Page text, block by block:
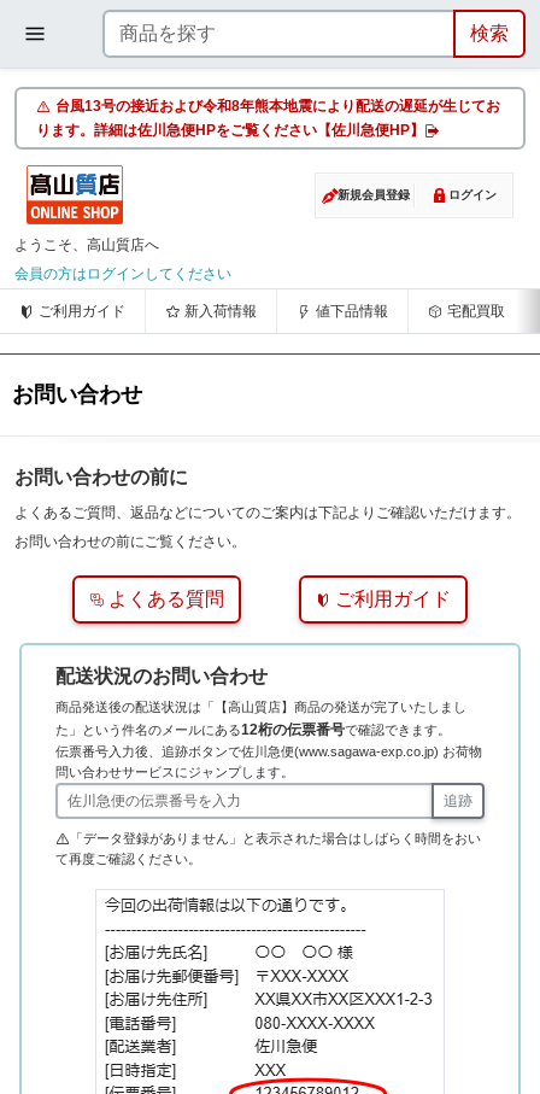
台風13号の接近および令和8年熊本地震により配送の遅延が生じてお
ります。詳細は佐川急便HPをご覧ください【佐川急便HP】
新規会員登録 ログイン
ようこそ、高山質店へ
会員の方はログインしてください
ご利用ガイド 新入荷情報 値下品情報 宅配買取
お問い合わせ
お問い合わせの前に
よくあるご質問、返品などについてのご案内は下記よりご確認いただけます。
お問い合わせの前にご覧ください。
よくある質問 ご利用ガイド
配送状況のお問い合わせ
商品発送後の配送状況は「【高山質店】商品の発送が完了いたしまし
た」という件名のメールにある12桁の伝票番号で確認できます。
伝票番号入力後、追跡ボタンで佐川急便(www.sagawa-exp.co.jp) お荷物
問い合わせサービスにジャンプします。
追跡
「データ登録がありません」と表示された場合はしばらく時間をおい
て再度ご確認ください。